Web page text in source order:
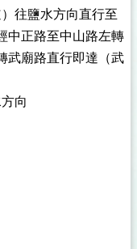
往鹽水方向直行至
中正路至中山路左轉
武廟路直行即達（武
向